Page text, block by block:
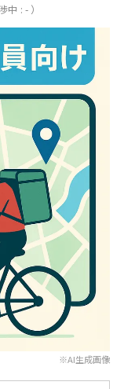
中 : - ）
※AI生成画像